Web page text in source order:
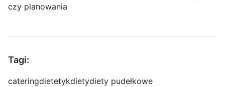
czy planowania
Tagi:
cateringdietetykdietydiety pudełkowe